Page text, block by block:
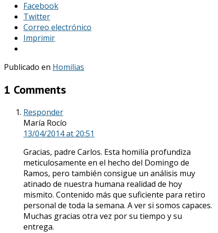
Facebook
Twitter
Correo electrónico
Imprimir
Publicado en Homilias
1 Comments
Responder
María Rocío
13/04/2014at 20:51
Gracias, padre Carlos. Esta homilía profundiza
meticulosamente en el hecho del Domingo de
Ramos, pero también consigue un análisis muy
atinado de nuestra humana realidad de hoy
mismito. Contenido más que suficiente para retiro
personal de toda la semana. A ver si somos capaces.
Muchas gracias otra vez por su tiempo y su
entrega.